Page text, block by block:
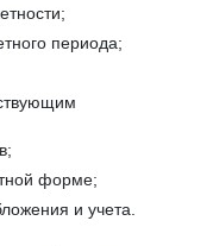
периода;
форме;
и учета.